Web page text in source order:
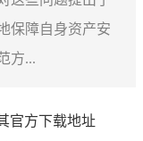
保障自身资产安
方...
官方下载地址